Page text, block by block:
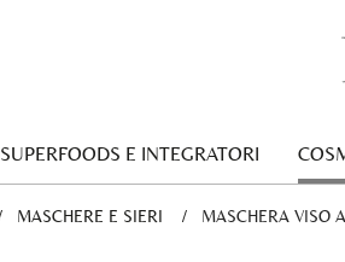
SUPERFOODS E INTEGRATORI
MASCHERE E SIERI CURRENT:
MASCHERA VISO